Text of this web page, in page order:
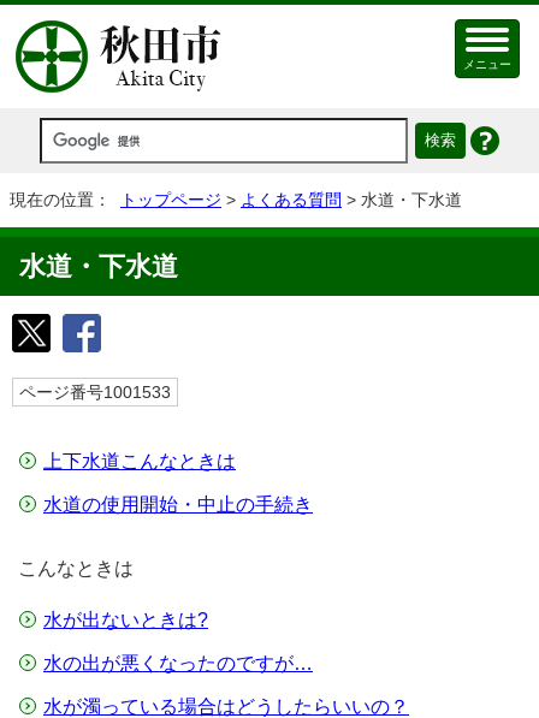
メニュー
現在の位置： トップページ > よくある質問 > 水道・下水道
水道・下水道
ページ番号1001533
上下水道こんなときは
水道の使用開始・中止の手続き
こんなときは
水が出ないときは?
水の出が悪くなったのですが…
水が濁っている場合はどうしたらいいの？